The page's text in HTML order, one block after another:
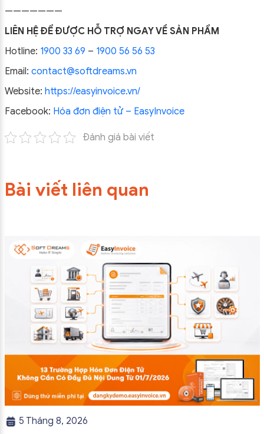
———————
LIÊN HỆ ĐỂ ĐƯỢC HỖ TRỢ NGAY VỀ SẢN PHẨM
Hotline: 1900 33 69 – 1900 56 56 53
Email: contact@softdreams.vn
Website: https://easyinvoice.vn/
Facebook: Hóa đơn điện tử – EasyInvoice
Đánh giá bài viết
Bài viết liên quan
5 Tháng 8, 2026